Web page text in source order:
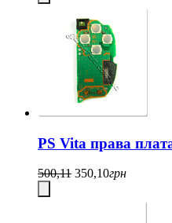
PS Vita права
500,11 350,10грн